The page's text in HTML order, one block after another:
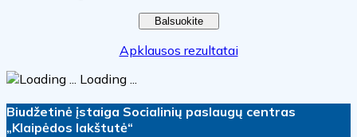
Apklausos rezultatai
Loading ...
Biudžetinė įstaiga Socialinių paslaugų centras
„Klaipėdos lakštutė“